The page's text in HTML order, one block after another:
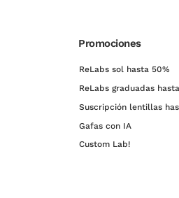
Promociones
ReLabs sol hasta 50%
ReLabs graduadas
Suscripción lentillas
Gafas con IA
Custom Lab!